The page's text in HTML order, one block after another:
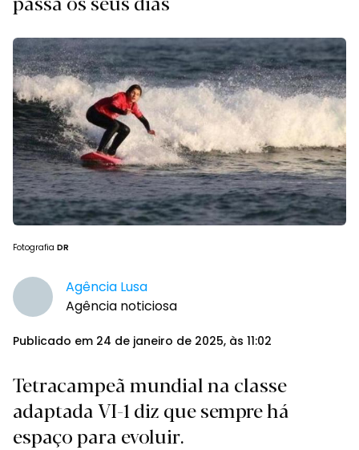
Fotografia DR
Agência Lusa
Agência noticiosa
Publicado em 24 de janeiro de 2025, às 11:02
Tetracampeã mundial na classe
adaptada VI-1 diz que sempre há
espaço para evoluir.